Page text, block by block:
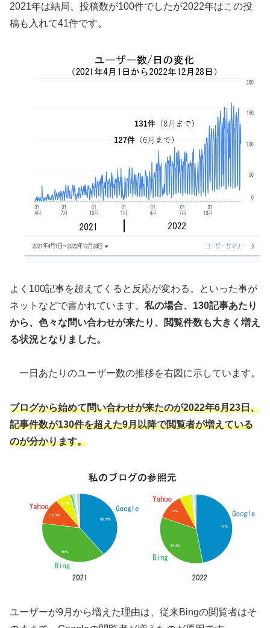
2021年は結局、投稿数が100件でしたが2022年はこの投
稿も入れて41件です。
よく100記事を超えてくると反応が変わる。といった事が
ネットなどで書かれています。 私の場合、130記事あたり
から、色々な問い合わせが来たり、閲覧件数も大きく増え
る状況となりました。
一日あたりのユーザー数の推移を右図に示しています。
ブログから始めて問い合わせが来たのが2022年6月23日、
記事件数が130件を超えた9月以降で閲覧者が増えている
のが分かります。
ユーザーが9月から増えた理由は、従来Bingの閲覧者はそ